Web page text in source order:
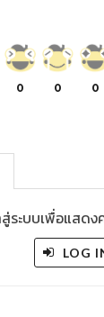
0 0 0
สู่ระบบเพื่อแสด
LOG